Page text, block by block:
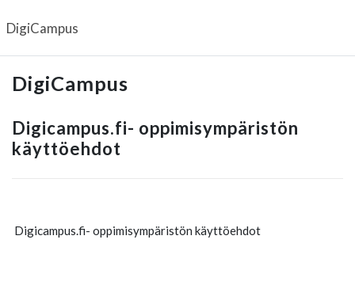
DigiCampus
DigiCampus
Digicampus.fi- oppimisympäristön
käyttöehdot
Digicampus.fi- oppimisympäristön käyttöehdot